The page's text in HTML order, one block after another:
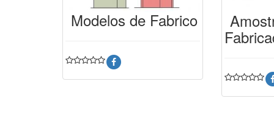
Modelos de Fabrico